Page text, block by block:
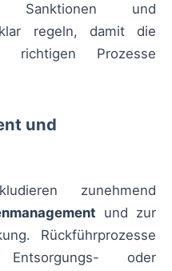
Sanktionen und
klar regeln, damit die
richtigen Prozesse
und
zunehmend
und zur
Rückführprozesse
oder